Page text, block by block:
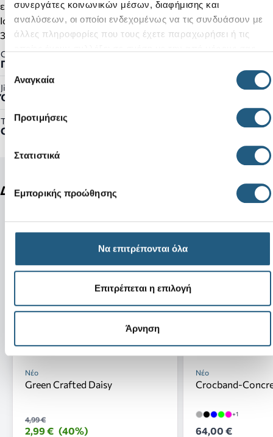
συνεργάτες κοινωνικών μέσων, διαφήμισης και
αναλύσεων, οι οποίοι ενδεχομένως να τις συνδυάσουν με
άλλες πληροφορίες που τους έχετε παραχωρήσει ή τις
συγκατάθεσης
Αναγκαία
Προτιμήσεις
Στατιστικά
Εμπορικής προώθησης
Να επιτρέπονται όλα
Επιτρέπεται η επιλογή
Άρνηση
εφαρμογή.
Iconic Crocs Comfort™: ελαφριά, εύκαμπτα και με άνεση
360°.
Gender:
Παιδικό
Jibbitz™ Ready:
Όχι
Τύπος Προϊόντος:
Clogs
Δείτε ακόμη
Νέο
Green Crafted Daisy
4,99 €
2,99 € (40%)
Νέο
Crocband-
+1
64,00 €